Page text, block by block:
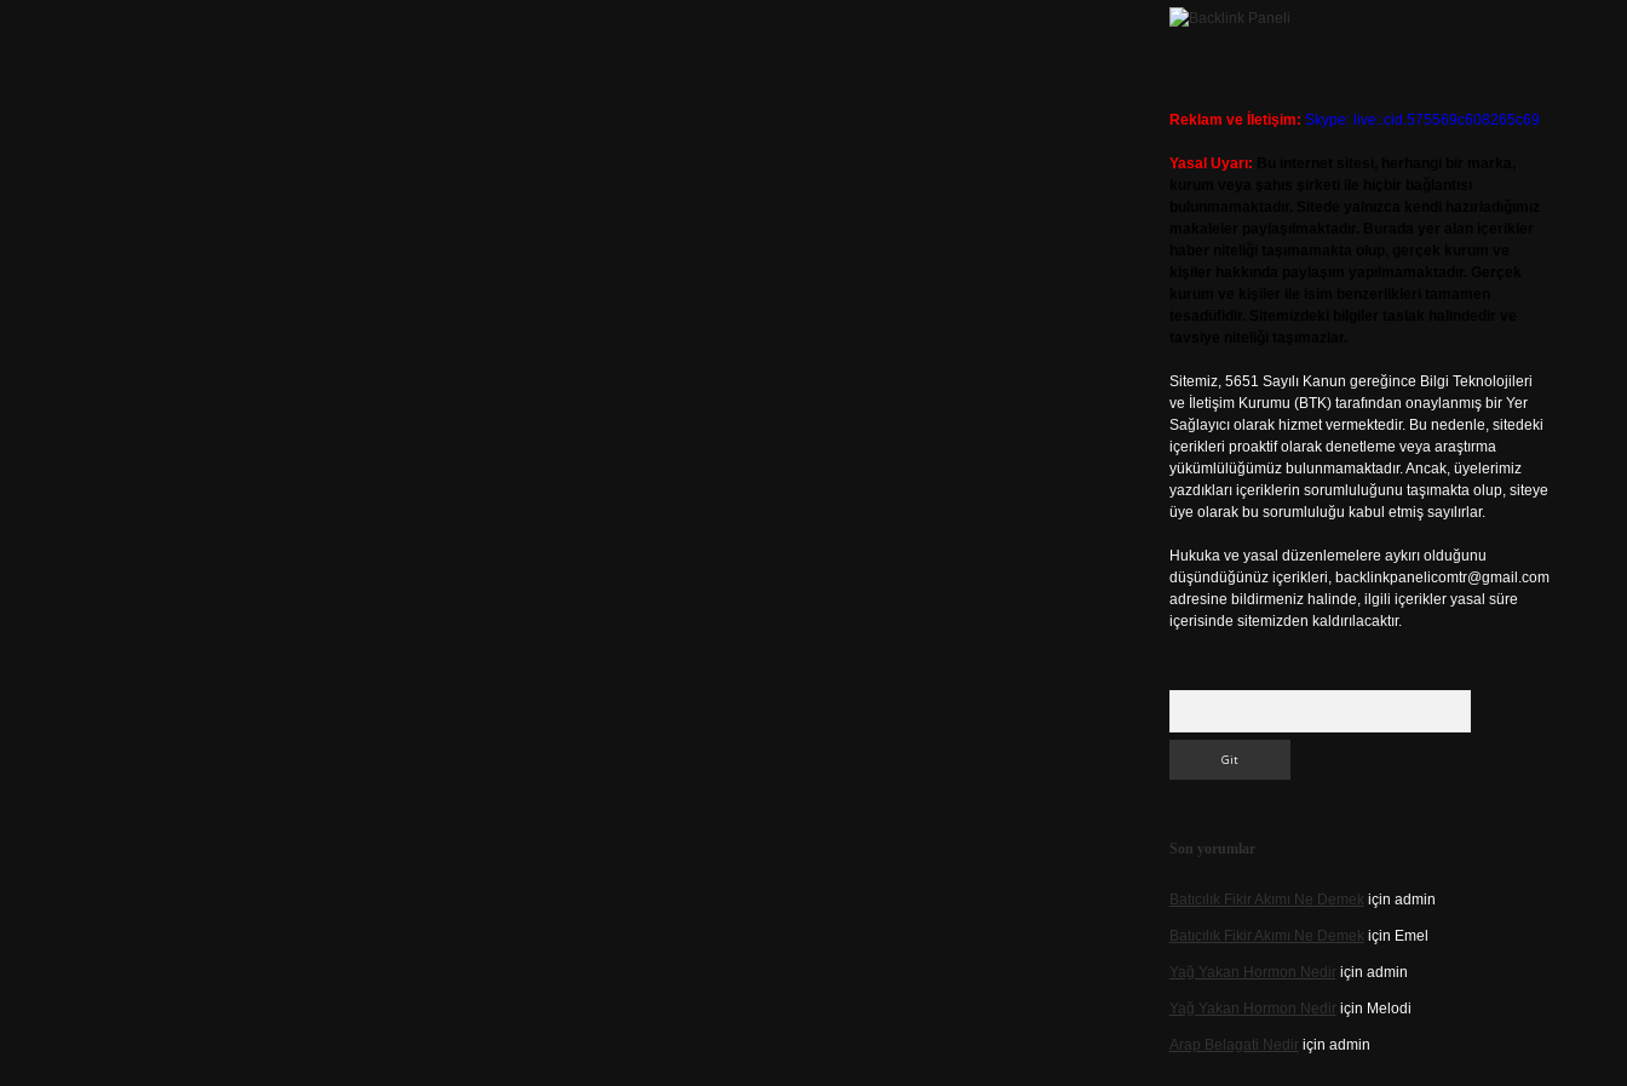
Reklam ve İletişim: Skype: live:.cid.575569c608265c69
Yasal Uyarı:
Sitemiz, 5651 Sayılı Kanun gereğince Bilgi Teknolojileri
ve İletişim Kurumu (BTK) tarafından onaylanmış bir Yer
Sağlayıcı olarak hizmet vermektedir. Bu nedenle, sitedeki
içerikleri proaktif olarak denetleme veya araştırma
yükümlülüğümüz bulunmamaktadır. Ancak, üyelerimiz
yazdıkları içeriklerin sorumluluğunu taşımakta olup, siteye
üye olarak bu sorumluluğu kabul etmiş sayılırlar.
Hukuka ve yasal düzenlemelere aykırı olduğunu
düşündüğünüz içerikleri, backlinkpanelicomtr@gmail.com
adresine bildirmeniz halinde, ilgili içerikler yasal süre
içerisinde sitemizden kaldırılacaktır.
Son yorumlar
Batıcılık Fikir Akımı Ne Demek için admin
Batıcılık Fikir Akımı Ne Demek için Emel
Yağ Yakan Hormon Nediriçin admin
Yağ Yakan Hormon Nediriçin Melodi
Arap Belagati Nediriçin admin